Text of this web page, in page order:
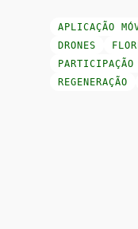
APLICAÇÃO
DRONES
PARTICIPAÇÃO
REGENERAÇÃO